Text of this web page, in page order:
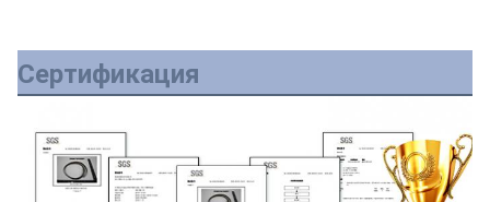
Сертификация